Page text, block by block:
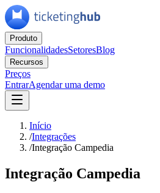
Produto
FuncionalidadesSetoresBlog
Recursos
Preços
EntrarAgendar uma demo
Início
/Integrações
/Integração Campedia
Integração Campedia